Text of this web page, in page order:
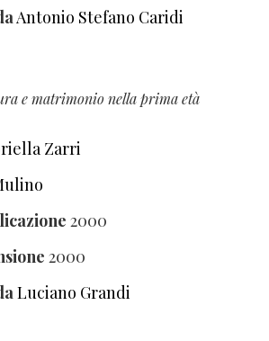
Antonio Stefano Caridi
e matrimonio nella prima età
Zarri
2000
2000
Luciano Grandi